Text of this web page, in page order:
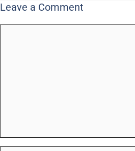
Leave a Comment